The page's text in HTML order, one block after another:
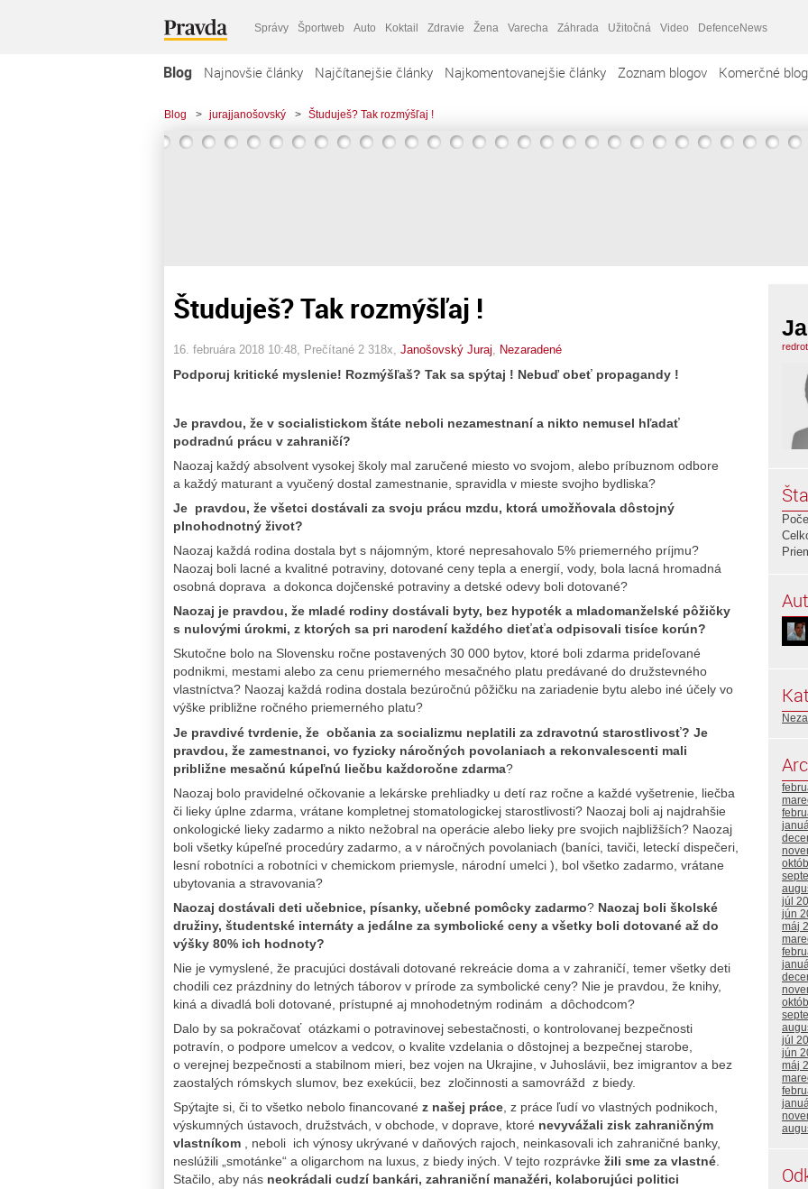
Správy Športweb Auto Koktail Zdravie Žena Varecha Záhrada Užitočná Video DefenceNews
Blog Najnovšie články Najčítanejšie články Najkomentovanejšie články Zoznam blogov Komerčné
Blog > jurajjanošovský > Študuješ? Tak rozmýšľaj !
Študuješ? Tak rozmýšľaj !
16. februára 2018 10:48 , Prečítané 2 318x, Janošovský Juraj Nezaradené
Podporuj kritické myslenie! Rozmýšľaš? Tak sa spýtaj ! Nebuď obeť propagandy !
Je pravdou, že v socialistickom štáte neboli nezamestnaní a nikto nemusel hľadať
podradnú prácu v zahraničí?
Naozaj každý absolvent vysokej školy mal zaručené miesto vo svojom, alebo príbuznom odbore
a každý maturant a vyučený dostal zamestnanie, spravidla v mieste svojho bydliska?
Je pravdou, že všetci dostávali za svoju prácu mzdu, ktorá umožňovala dôstojný
plnohodnotný život?
Naozaj každá rodina dostala byt s nájomným, ktoré nepresahovalo 5% priemerného príjmu?
Naozaj boli lacné a kvalitné potraviny, dotované ceny tepla a energií, vody, bola lacná hromadná
osobná doprava a dokonca dojčenské potraviny a detské odevy boli dotované?
Naozaj je pravdou, že mladé rodiny dostávali byty, bez hypoték a mladomanželské pôžičky
s nulovými úrokmi, z ktorých sa pri narodení každého dieťaťa odpisovali tisíce korún?
Skutočne bolo na Slovensku ročne postavených 30 000 bytov, ktoré boli zdarma prideľované
podnikmi, mestami alebo za cenu priemerného mesačného platu predávané do družstevného
vlastníctva? Naozaj každá rodina dostala bezúročnú pôžičku na zariadenie bytu alebo iné účely vo
výške približne ročného priemerného platu?
Je pravdivé tvrdenie, že občania za socializmu neplatili za zdravotnú starostlivosť? Je
pravdou, že zamestnanci, vo fyzicky náročných povolaniach a rekonvalescenti mali
približne mesačnú kúpeľnú liečbu každoročne zdarma?
Naozaj bolo pravidelné očkovanie a lekárske prehliadky u detí raz ročne a každé vyšetrenie, liečba
či lieky úplne zdarma, vrátane kompletnej stomatologickej starostlivosti? Naozaj boli aj najdrahšie
onkologické lieky zadarmo a nikto nežobral na operácie alebo lieky pre svojich najbližších? Naozaj
boli všetky kúpeľné procedúry zadarmo, a v náročných povolaniach (baníci, taviči, leteckí dispečeri,
lesní robotníci a robotníci v chemickom priemysle, národní umelci ), bol všetko zadarmo, vrátane
ubytovania a stravovania?
Naozaj dostávali deti učebnice, písanky, učebné pomôcky zadarmo? Naozaj boli školské
družiny, študentské internáty a jedálne za symbolické ceny a všetky boli dotované až do
výšky 80% ich hodnoty?
Nie je vymyslené, že pracujúci dostávali dotované rekreácie doma a v zahraničí, temer všetky deti
chodili cez prázdniny do letných táborov v prírode za symbolické ceny? Nie je pravdou, že knihy,
kiná a divadlá boli dotované, prístupné aj mnohodetným rodinám a dôchodcom?
Dalo by sa pokračovať otázkami o potravinovej sebestačnosti, o kontrolovanej bezpečnosti
potravín, o podpore umelcov a vedcov, o kvalite vzdelania o dôstojnej a bezpečnej starobe,
o verejnej bezpečnosti a stabilnom mieri, bez vojen na Ukrajine, v Juhoslávii, bez imigrantov a bez
zaostalých rómskych slumov, bez exekúcii, bez zločinnosti a samovrážd z biedy.
Spýtajte si, či to všetko nebolo financované z našej práce, z práce ľudí vo vlastných podnikoch,
výskumných ústavoch, družstvách, v obchode, v doprave, ktoré nevyvážali zisk zahraničným
vlastníkom , neboli ich výnosy ukrývané v daňových rajoch, neinkasovali ich zahraničné banky,
neslúžili „smotánke“ a oligarchom na luxus, z biedy iných. V tejto rozprávke žili sme za vlastné.
Stačilo, aby nás neokrádali cudzí bankári, zahraniční manažéri, kolaborujúci politici
júl
jún
máj
júl
jún
máj